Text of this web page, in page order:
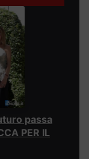
passa
PER IL